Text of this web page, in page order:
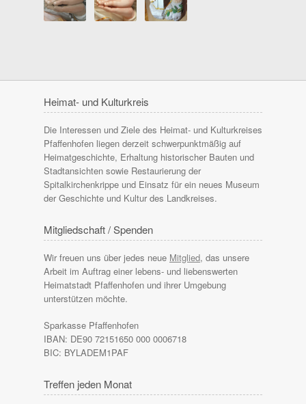
Heimat- und Kulturkreis
Die Interessen und Ziele des Heimat- und Kulturkreises
Pfaffenhofen liegen derzeit schwerpunktmäßig auf
Heimatgeschichte, Erhaltung historischer Bauten und
Stadtansichten sowie Restaurierung der
Spitalkirchenkrippe und Einsatz für ein neues Museum
der Geschichte und Kultur des Landkreises.
Mitgliedschaft / Spenden
Wir freuen uns über jedes neue Mitglied, das unsere
Arbeit im Auftrag einer lebens- und liebenswerten
Heimatstadt Pfaffenhofen und ihrer Umgebung
unterstützen möchte.
Sparkasse Pfaffenhofen
IBAN: DE90 72151650 000 0006718
BIC: BYLADEM1PAF
Treffen jeden Monat